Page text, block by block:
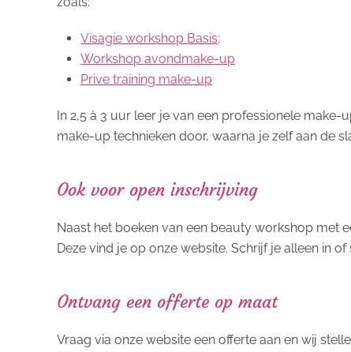
Visagie workshop Basis;
Workshop avondmake-up
Prive training make-up
In 2,5 à 3 uur leer je van een professionele
make-up technieken door, waarna je zelf aan de
Ook voor open inschrijving
Naast het boeken van een beauty workshop met
Deze vind je op onze website. Schrijf je alleen in
Ontvang een offerte op maat
Vraag via onze website een offerte aan en wij